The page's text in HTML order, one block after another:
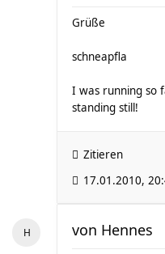
Grüße
schneapfla
I was running so
standing still!
Zitieren
17.01.2010,
von Hennes